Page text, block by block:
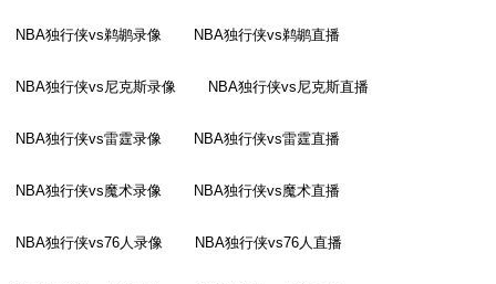
NBA独行侠vs鹈鹕录像 NBA独行侠vs鹈鹕直播
NBA独行侠vs尼克斯录像 NBA独行侠vs尼克斯直播
NBA独行侠vs雷霆录像 NBA独行侠vs雷霆直播
NBA独行侠vs魔术录像 NBA独行侠vs魔术直播
NBA独行侠vs76人录像 NBA独行侠vs76人直播